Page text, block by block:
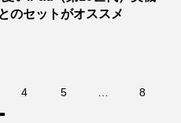
のセットがオススメ
4 5 8